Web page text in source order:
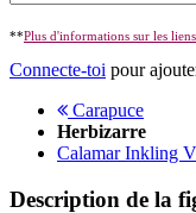
**Plus d'informations sur les
Connecte-toi pour
Carapuce
Herbizarre
Calamar Inkling
Description de la